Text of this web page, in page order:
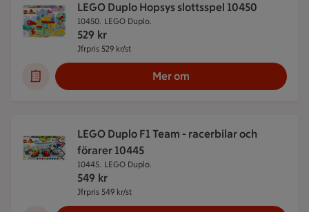
LEGO Duplo Hopsys slottsspel 10450
10450. LEGO Duplo.
529 kr
Jfrpris 529 kr/st
Mer om
LEGO Duplo F1 Team - racerbilar och
förarer 10445
10445. LEGO Duplo.
549 kr
Jfrpris 549 kr/st